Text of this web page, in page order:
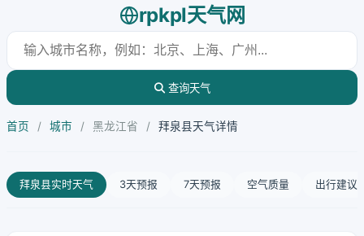
rpkpl天气网
查询天气
首页 / 城市 / 黑龙江省 / 拜泉县天气详情
拜泉县实时天气 3天预报 7天预报 空气质量 出行建议